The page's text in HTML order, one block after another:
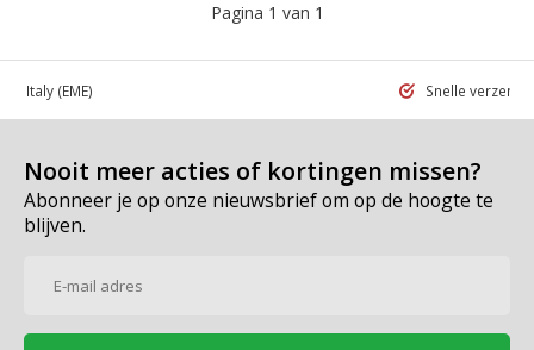
Pagina 1 van 1
in Italy (EME) Snelle
Nooit meer acties of kortingen missen?
Abonneer je op onze nieuwsbrief om op de hoogte te
blijven.